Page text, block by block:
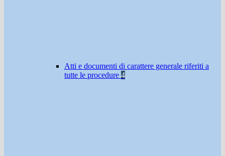
Atti e documenti di carattere generale riferiti a
tutte le procedure 4